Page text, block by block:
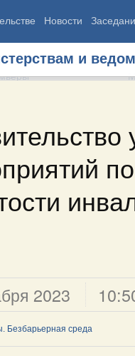
Новости
и
2023
Безбарьерная среда
Правительства
Культура
программы